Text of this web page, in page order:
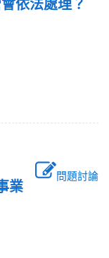
依法處理？
問題討論
業